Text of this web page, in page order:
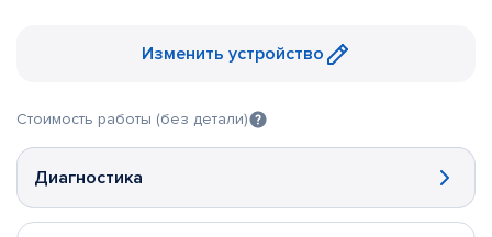
Изменить устройство
Стоимость работы (без детали)
Диагностика